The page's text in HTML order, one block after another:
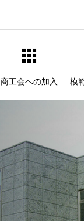
商工会への加入 模